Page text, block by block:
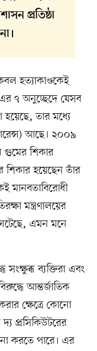
প্রতিষ্ঠা
হত্যাকাণ্ডকেই
৭ অনুচ্ছেদে যেসব
হয়েছে, তার মধ্যে
আছে। ২০০৯
শিকার
হয়েছেন তাঁর
মানবতাবিরোধী
মন্ত্রণালয়ের
ঘটেছে, এমন মনে
সংক্ষুব্ধ ব্যক্তিরা এবং
আন্তর্জাতিক
ক্ষেত্রে কোনো
প্রসিকিউটরের
করতে পারে। এর